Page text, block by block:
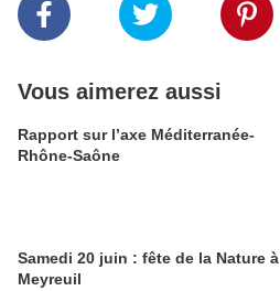
Vous aimerez aussi
Rapport sur l’axe Méditerranée-
Rhône-Saône
Samedi 20 juin : fête de la Nature à
Meyreuil